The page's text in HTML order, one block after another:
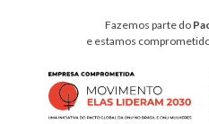
Fazemos parte do
e estamos